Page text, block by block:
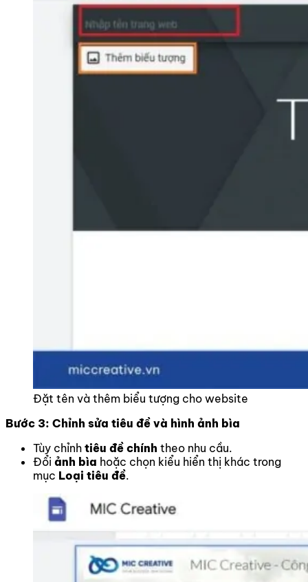
Đặt tên và thêm biểu tượng cho website
Bước 3: Chỉnh sửa tiêu đề và hình ảnh bìa
Tùy chỉnh tiêu đề chính theo nhu cầu.
Đổi ảnh bìa hoặc chọn kiểu hiển thị khác trong
mục Loại tiêu đề.